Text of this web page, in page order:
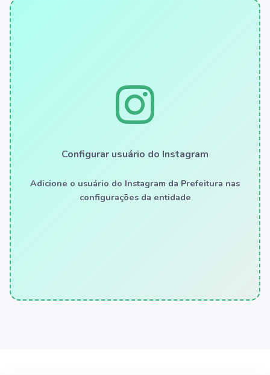
Configurar usuário do Instagram
Adicione o usuário do Instagram da Prefeitura nas
configurações da entidade